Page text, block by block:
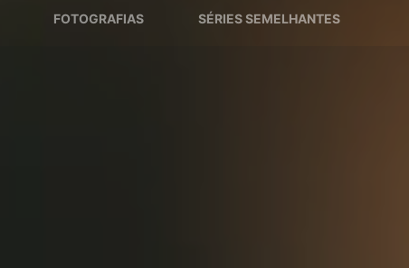
FOTOGRAFIAS SÉRIES SEMELHANTES